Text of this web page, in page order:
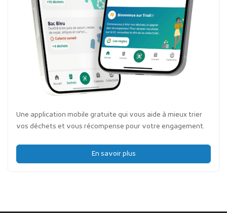
Une application mobile gratuite qui vous aide à mieux trier
vos déchets et vous récompense pour votre engagement.
En savoir plus